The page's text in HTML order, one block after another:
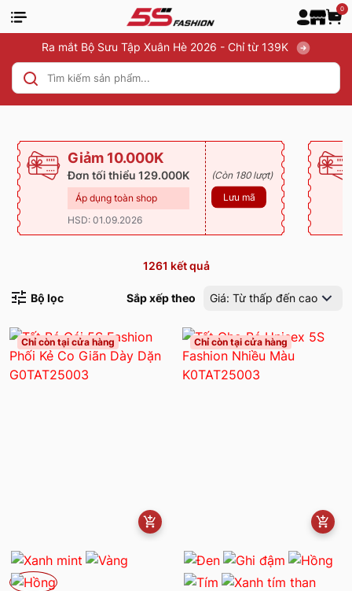
0
Ra mắt Bộ Sưu Tập Xuân Hè 2026 - Chỉ từ 139K
Giảm 10.000K
Đơn tối thiểu 129.000K
Áp dụng toàn shop
HSD: 01.09.2026
(Còn 180 lượt)
Lưu mã
1261 kết quả
Bộ lọc Sắp xếp theo Giá: Từ thấp đến cao
Chỉ còn tại cửa hàng Chỉ còn tại cửa hàng